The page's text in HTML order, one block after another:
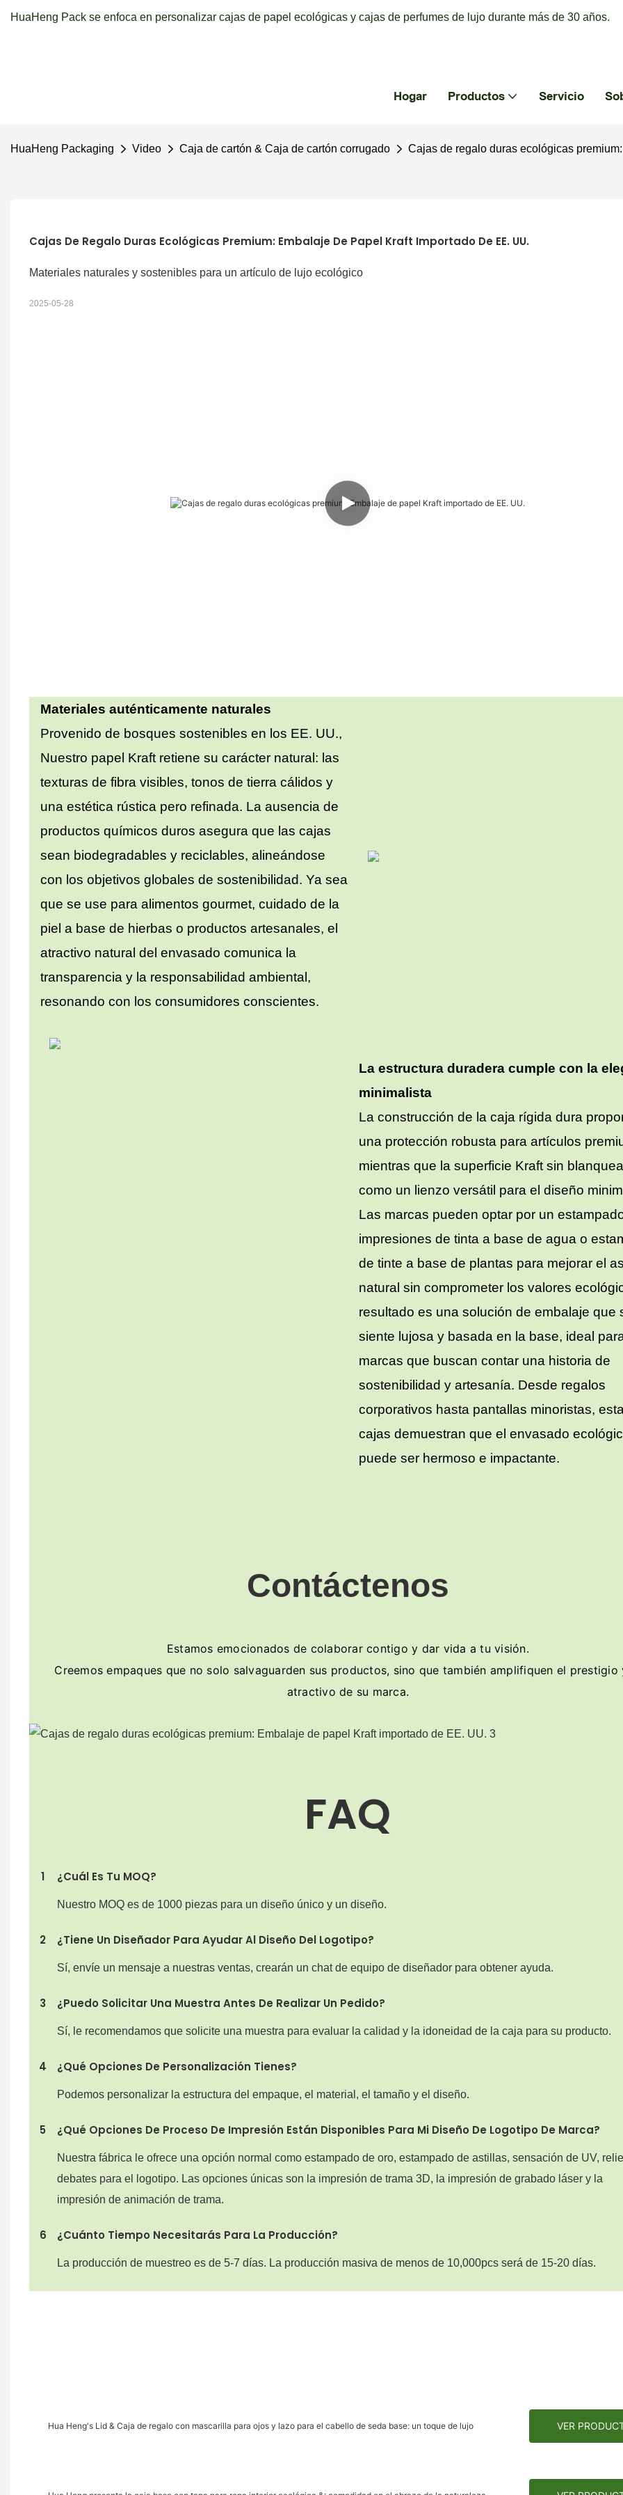
HuaHeng Pack se enfoca en personalizar cajas de papel ecológicas y cajas de perfumes de lujo durante más de 30 años.
Hogar Productos Servicio
HuaHeng Packaging Video Caja de cartón & Caja de cartón corrugado Cajas de regalo duras ecológicas
Cajas De Regalo Duras Ecológicas Premium: Embalaje De Papel Kraft Importado De EE. UU.
Materiales naturales y sostenibles para un artículo de lujo ecológico
2025-05-28
Materiales auténticamente naturales
Provenido de bosques sostenibles en los EE. UU.,
Nuestro papel Kraft retiene su carácter natural: las
texturas de fibra visibles, tonos de tierra cálidos y
una estética rústica pero refinada. La ausencia de
productos químicos duros asegura que las cajas
sean biodegradables y reciclables, alineándose
con los objetivos globales de sostenibilidad. Ya sea
que se use para alimentos gourmet, cuidado de la
piel a base de hierbas o productos artesanales, el
atractivo natural del envasado comunica la
transparencia y la responsabilidad ambiental,
resonando con los consumidores conscientes.
La estructura duradera cumple con la
minimalista
La construcción de la caja rígida dura
una protección robusta para artículos
mientras que la superficie Kraft sin
como un lienzo versátil para el diseño
Las marcas pueden optar por un
impresiones de tinta a base de agua o
de tinte a base de plantas para mejorar el
natural sin comprometer los valores
resultado es una solución de embalaje que
siente lujosa y basada en la base, ideal
marcas que buscan contar una historia de
sostenibilidad y artesanía. Desde regalos
corporativos hasta pantallas minoristas,
cajas demuestran que el envasado
puede ser hermoso e impactante.
Contáctenos
Estamos emocionados de colaborar contigo y dar vida a tu visión.
Creemos empaques que no solo salvaguarden sus productos, sino que también amplifiquen el prestigio
atractivo de su marca.
FAQ
1 ¿Cuál Es Tu MOQ?
Nuestro MOQ es de 1000 piezas para un diseño único y un diseño.
2 ¿Tiene Un Diseñador Para Ayudar Al Diseño Del Logotipo?
Sí, envíe un mensaje a nuestras ventas, crearán un chat de equipo de diseñador para obtener ayuda.
3 ¿Puedo Solicitar Una Muestra Antes De Realizar Un Pedido?
Sí, le recomendamos que solicite una muestra para evaluar la calidad y la idoneidad de la caja para su producto.
4 ¿Qué Opciones De Personalización Tienes?
Podemos personalizar la estructura del empaque, el material, el tamaño y el diseño.
5 ¿Qué Opciones De Proceso De Impresión Están Disponibles Para Mi Diseño De Logotipo De Marca?
Nuestra fábrica le ofrece una opción normal como estampado de oro, estampado de astillas, sensación de UV,
debates para el logotipo. Las opciones únicas son la impresión de trama 3D, la impresión de grabado láser y la
impresión de animación de trama.
6 ¿Cuánto Tiempo Necesitarás Para La Producción?
La producción de muestreo es de 5-7 días. La producción masiva de menos de 10,000pcs será de 15-20 días.
Hua Heng's Lid & Caja de regalo con mascarilla para ojos y lazo para el cabello de seda base: un toque de lujo VER